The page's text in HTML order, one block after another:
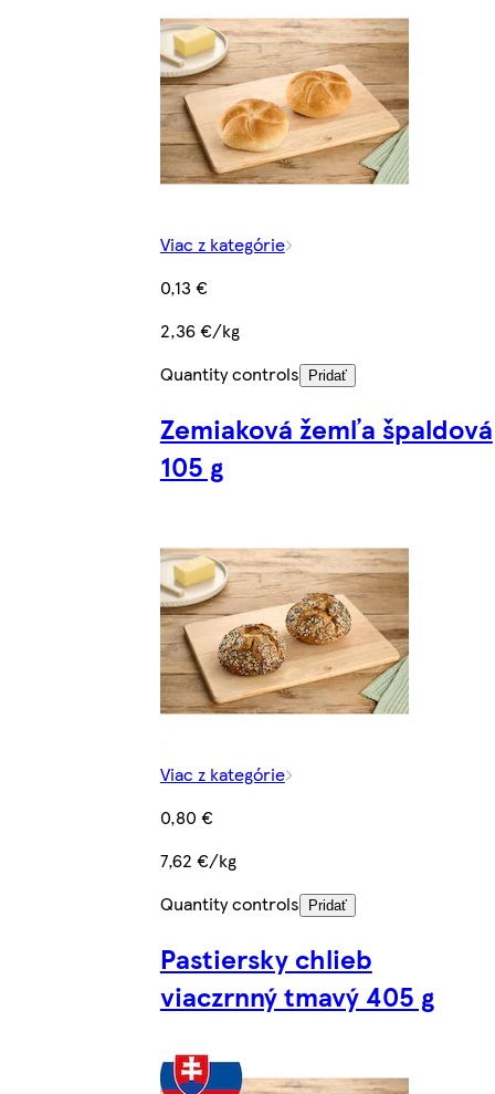
Viac z kategórie
0,13 €
2,36 €/kg
Quantity controls
Pridať
Zemiaková žemľa špaldová
105 g
Viac z kategórie
0,80 €
7,62 €/kg
Quantity controls
Pridať
Pastiersky chlieb
viaczrnný tmavý 405 g